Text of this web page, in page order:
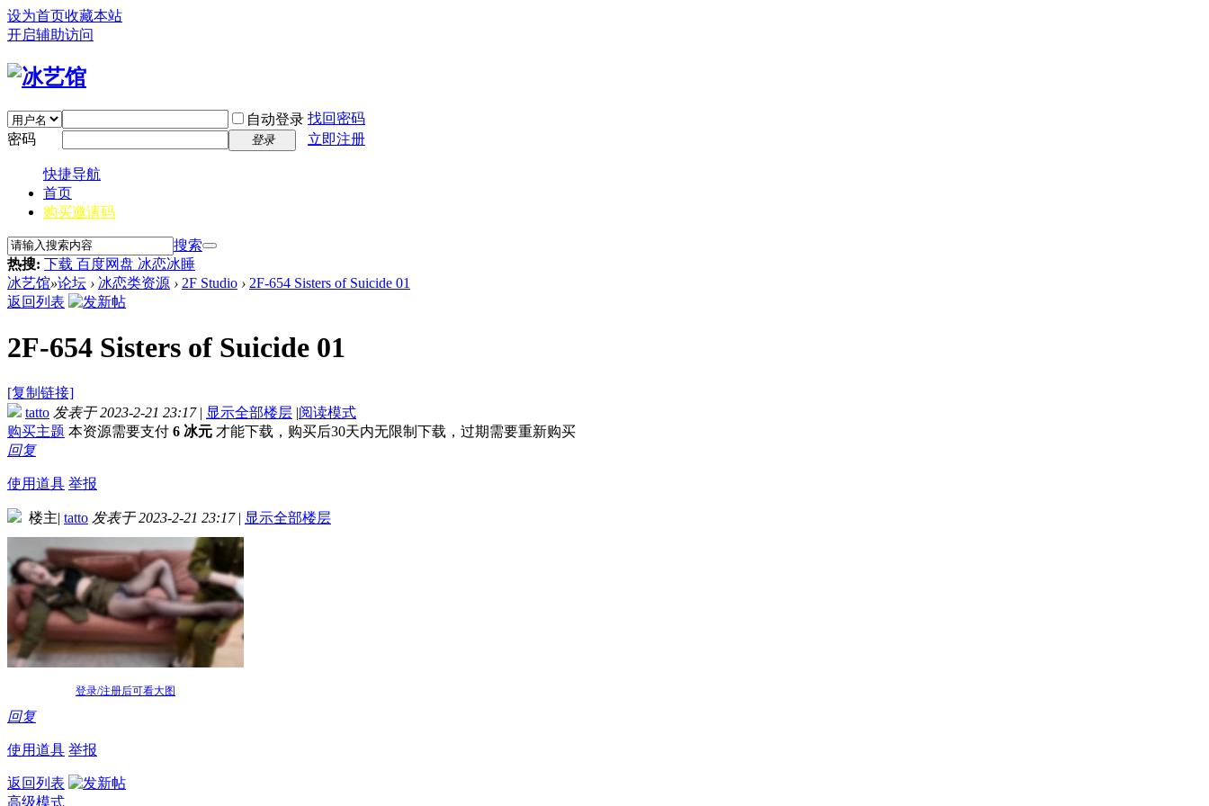
设为首页收藏本站
开启辅助访问
自动登录 找回密码
密码
登录 立即注册
快捷导航
首页
购买邀请码
搜索
热搜: 下载 百度网盘 冰恋冰睡
冰艺馆»论坛 › 冰恋类资源 › 2F Studio › 2F-654 Sisters of Suicide 01
返回列表
2F-654 Sisters of Suicide 01
[复制链接]
tatto 发表于 2023-2-21 23:17 | 显示全部楼层 |阅读模式
购买主题 本资源需要支付 6 冰元 才能下载，购买后30天内无限制下载，过期需要重新购买
回复
使用道具 举报
楼主| tatto 发表于 2023-2-21 23:17 | 显示全部楼层
登录/注册后可看大图
回复
使用道具 举报
返回列表
高级模式